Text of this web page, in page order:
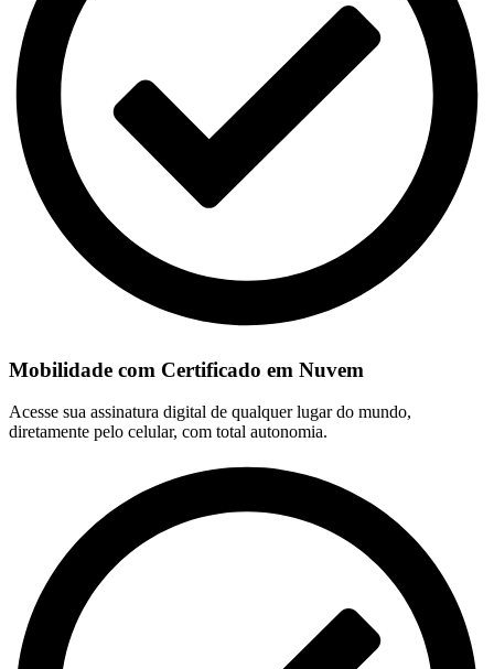
Mobilidade com Certificado em Nuvem
Acesse sua assinatura digital de qualquer lugar do mundo,
diretamente pelo celular, com total autonomia.